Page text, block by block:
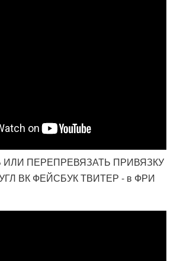
ИЛИ ПЕРЕПРЕВЯЗАТЬ ПРИВЯЗКУ
ВК ФЕЙСБУК ТВИТЕР - в ФРИ